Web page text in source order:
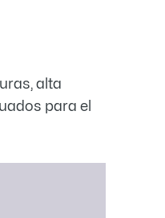
alta
para el